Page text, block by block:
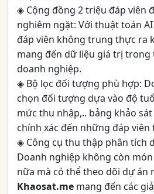
◈ Cộng đồng 2 triệu đáp viên
nghiêm ngặt: Với thuật toán
đáp viên không trung thực ra
mang đến dữ liệu giá trị trong
doanh nghiệp.
◈ Bộ lọc đối tượng phù hợp:
chọn đối tượng dựa vào độ
mức thu nhập,.. bảng khảo
chính xác đến những đáp viên
◈ Công cụ thu thập phân tích
Doanh nghiệp không còn
nữa mà có thể theo dõi dự án
Khaosat.me mang đến các